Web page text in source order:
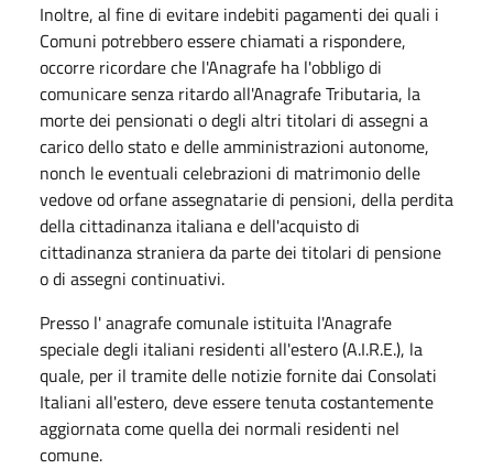
Inoltre, al fine di evitare indebiti pagamenti dei quali i
Comuni potrebbero essere chiamati a rispondere,
occorre ricordare che l'Anagrafe ha l'obbligo di
comunicare senza ritardo all'Anagrafe Tributaria, la
morte dei pensionati o degli altri titolari di assegni a
carico dello stato e delle amministrazioni autonome,
nonch le eventuali celebrazioni di matrimonio delle
vedove od orfane assegnatarie di pensioni, della perdita
della cittadinanza italiana e dell'acquisto di
cittadinanza straniera da parte dei titolari di pensione
o di assegni continuativi.
Presso l' anagrafe comunale istituita l'Anagrafe
speciale degli italiani residenti all'estero (A.I.R.E.), la
quale, per il tramite delle notizie fornite dai Consolati
Italiani all'estero, deve essere tenuta costantemente
aggiornata come quella dei normali residenti nel
comune.